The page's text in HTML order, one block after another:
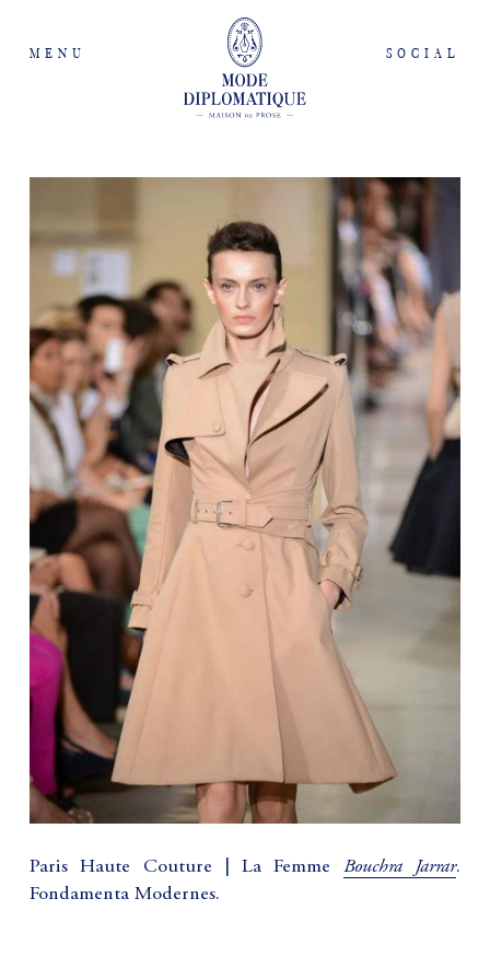
MENU SOCIAL
Paris Haute Couture | La Femme Bouchra Jarrar.
Fondamenta Modernes.